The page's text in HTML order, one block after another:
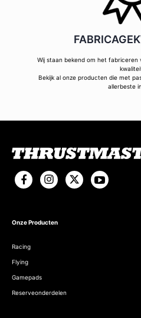
Wij staan bekend om het
Bekijk al onze producten die met
allerbeste
Onze Producten
Racing
Flying
Gamepads
Reserveonderdelen